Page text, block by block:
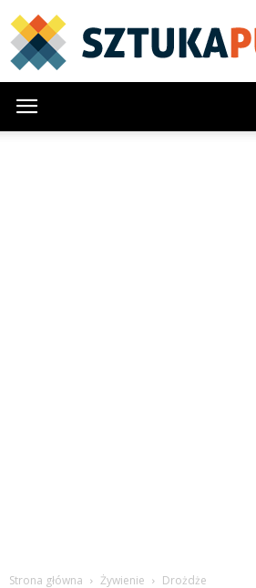
Strona główna Żywienie Drożdże